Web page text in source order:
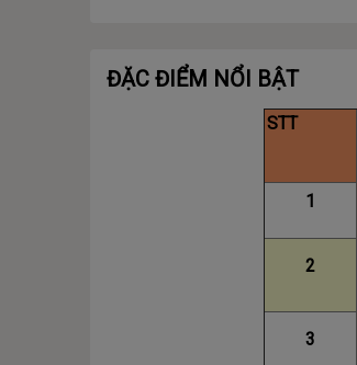
ĐẶC ĐIỂM NỔI BẬT
STT
1
2
3